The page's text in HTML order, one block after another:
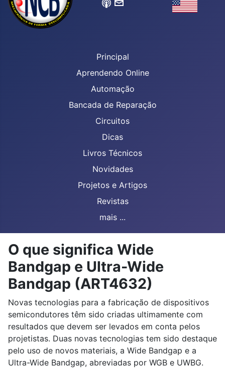
Principal
Aprendendo Online
Automação
Bancada de Reparação
Circuitos
Dicas
Livros Técnicos
Novidades
Projetos e Artigos
Revistas
mais ...
O que significa Wide
Bandgap e Ultra-Wide
Bandgap (ART4632)
Novas tecnologias para a fabricação de dispositivos
semicondutores têm sido criadas ultimamente com
resultados que devem ser levados em conta pelos
projetistas. Duas novas tecnologias tem sido destaque
pelo uso de novos materiais, a Wide Bandgap e a
Ultra-Wide Bandgap, abreviadas por WGB e UWBG.